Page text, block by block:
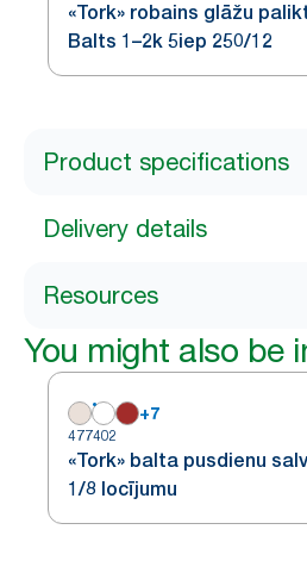
«Tork» robains glāžu
Balts 1–2k 5iep 250/12
Product specifications
Delivery details
Resources
You might also be
+7
477402
«Tork» balta pusdienu
1/8 locījumu